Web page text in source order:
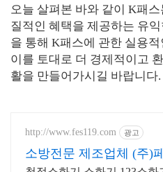
오늘 살펴본 바와 같이 K패
질적인 혜택을 제공하는 유
을 통해 K패스에 관한 실용
이를 토대로 더 경제적이고
활을 만들어가시길 바랍니다.
http://www.fes119.com 광고
소방전문 제조업체 (주)